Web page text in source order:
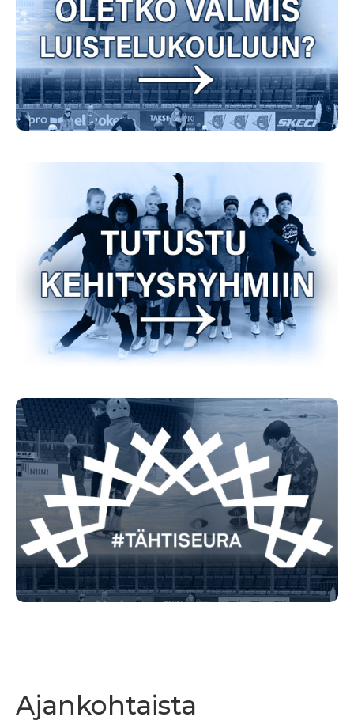
Lasten luistelukoulujen ilmoittautuminen on avattu!
Lue lisää
Seuraava askel luistelukoulun jälkeen on
kehitysryhmä.
Lue lisää
Tähtiseura
HTA on lasten, nuorten ja aikuisten Tähtiseura.
Lue
lisää »
Ajankohtaista